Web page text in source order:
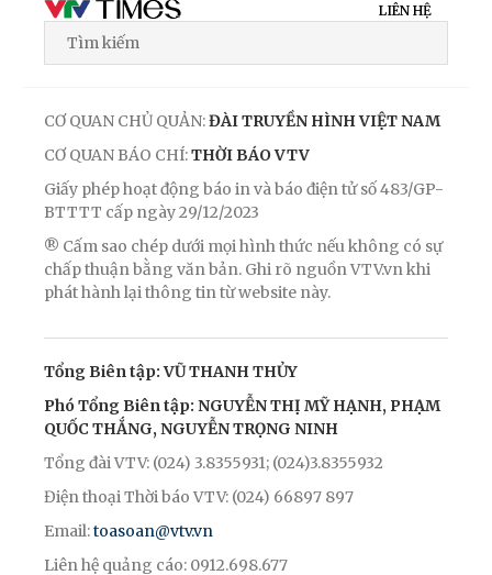
LIÊN HỆ
CƠ QUAN CHỦ QUẢN:ĐÀI TRUYỀN HÌNH VIỆT NAM
CƠ QUAN BÁO CHÍ:THỜI BÁO VTV
Giấy phép hoạt động báo in và báo điện tử số 483/GP-
BTTTT cấp ngày 29/12/2023
® Cấm sao chép dưới mọi hình thức nếu không có sự
chấp thuận bằng văn bản. Ghi rõ nguồn VTV.vn khi
phát hành lại thông tin từ website này.
Tổng Biên tập: VŨ THANH THỦY
Phó Tổng Biên tập: NGUYỄN THỊ MỸ HẠNH, PHẠM
QUỐC THẮNG, NGUYỄN TRỌNG NINH
Tổng đài VTV: (024) 3.8355931; (024)3.8355932
Điện thoại Thời báo VTV: (024) 66897 897
Email:toasoan@vtv.vn
Liên hệ quảng cáo: 0912.698.677